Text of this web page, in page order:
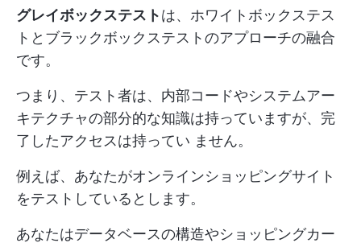
グレイボックステストは、ホワイトボックステス
トとブラックボックステストのアプローチの融合
です。
つまり、テスト者は、内部コードやシステムアー
キテクチャの部分的な知識は持っていますが、完
了したアクセスは持ってい ません。
例えば、あなたがオンラインショッピングサイト
をテストしているとします。
あなたはデータベースの構造やショッピングカー